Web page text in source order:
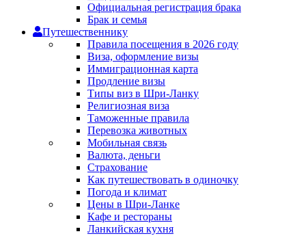
Официальная регистрация брака
Брак и семья
Путешественнику
Правила посещения в 2026 году
Виза, оформление визы
Иммиграционная карта
Продление визы
Типы виз в Шри-Ланку
Религиозная виза
Таможенные правила
Перевозка животных
Мобильная связь
Валюта, деньги
Страхование
Как путешествовать в одиночку
Погода и климат
Цены в Шри-Ланке
Кафе и рестораны
Ланкийская кухня